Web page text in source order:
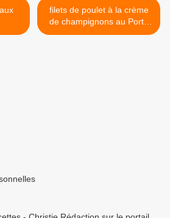
filets de poulet à la crème
de champignons au Porto
rosé >